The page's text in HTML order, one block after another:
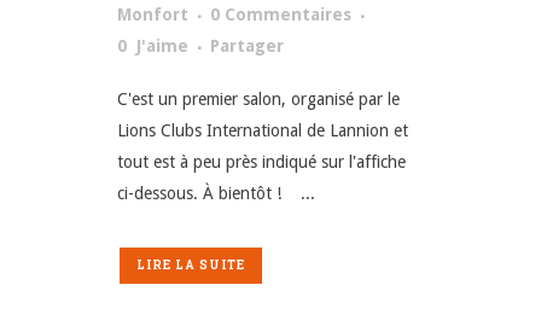
Monfort
0 Commentaires
0 J'aime Partager
C'est un premier salon, organisé par le
Lions Clubs International de Lannion et
tout est à peu près indiqué sur l'affiche
ci-dessous. À bientôt ! ...
LIRE LA SUITE